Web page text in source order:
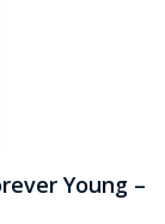
Young –